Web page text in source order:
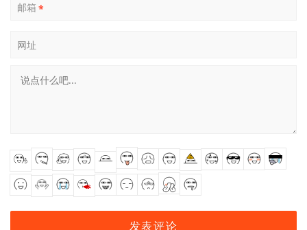
邮箱 *
网址